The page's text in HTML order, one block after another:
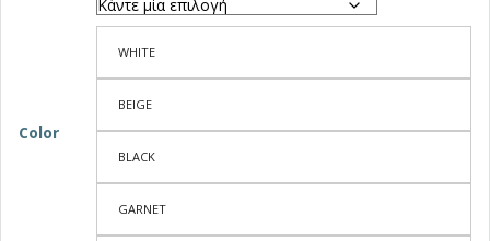
Color
WHITE
BEIGE
BLACK
GARNET